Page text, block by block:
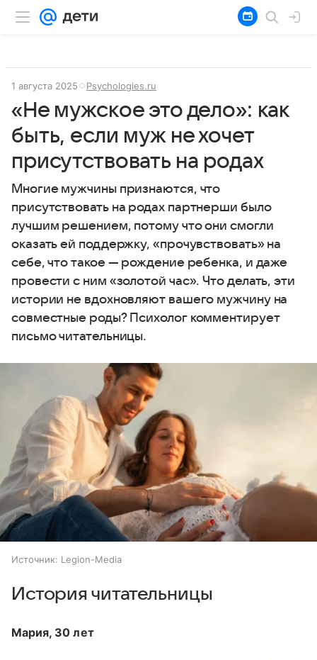
1 августа 2025 Psychologies.ru
«Не мужское это дело»: как
быть, если муж не хочет
присутствовать на родах
Многие мужчины признаются, что
присутствовать на родах партнерши было
лучшим решением, потому что они смогли
оказать ей поддержку, «прочувствовать» на
себе, что такое — рождение ребенка, и даже
провести с ним «золотой час». Что делать, эти
истории не вдохновляют вашего мужчину на
совместные роды? Психолог комментирует
письмо читательницы.
Источник: Legion-Media
История читательницы
Мария, 30 лет